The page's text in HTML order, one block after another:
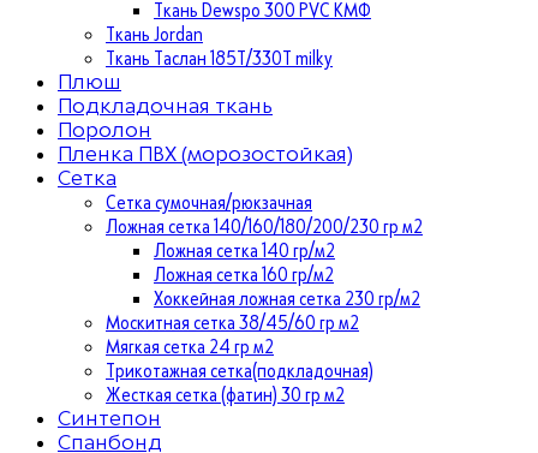
Ткань Dewspo 300 PVC КМФ
Ткань Jordan
Ткань Таслан 185T/330T milky
Плюш
Подкладочная ткань
Поролон
Пленка ПВХ (морозостойкая)
Сетка
Сетка сумочная/рюкзачная
Ложная сетка 140/160/180/200/230 гр м2
Ложная сетка 140 гр/м2
Ложная сетка 160 гр/м2
Хоккейная ложная сетка 230 гр/м2
Москитная сетка 38/45/60 гр м2
Мягкая сетка 24 гр м2
Трикотажная сетка(подкладочная)
Жесткая сетка (фатин) 30 гр м2
Синтепон
Спанбонд